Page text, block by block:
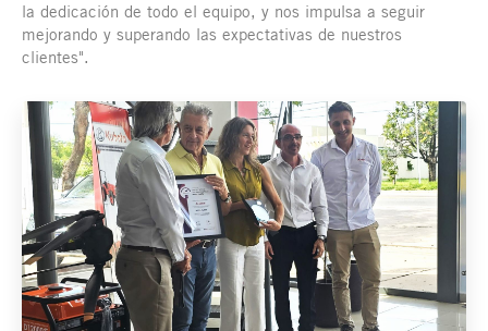
la dedicación de todo el equipo, y nos impulsa a seguir
mejorando y superando las expectativas de nuestros
clientes".